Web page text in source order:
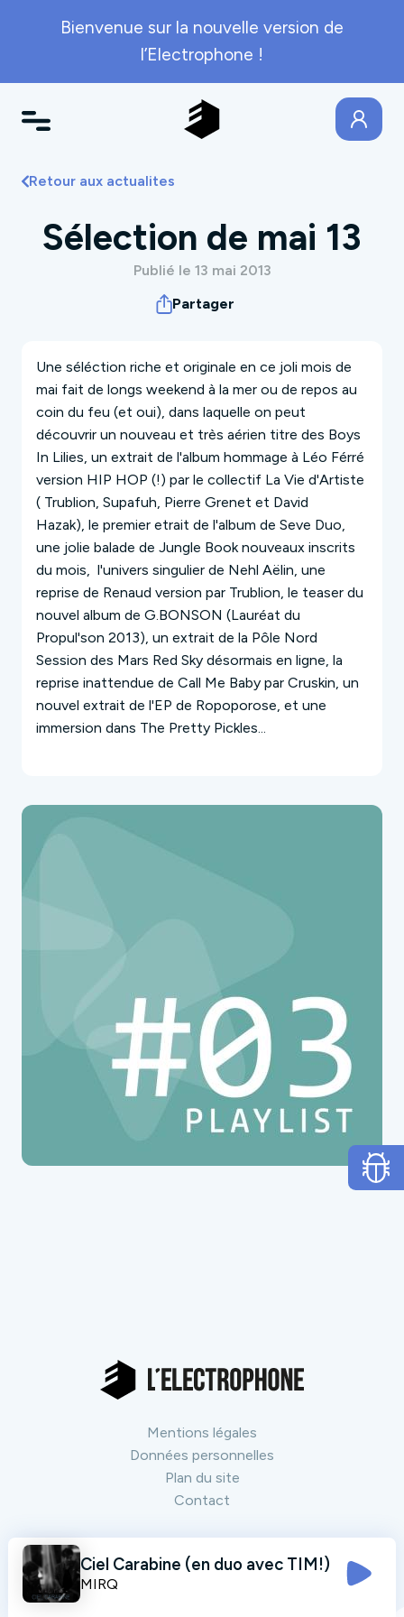
Bienvenue sur la nouvelle version de
l’Electrophone !
Retour aux actualites
Sélection de mai 13
Publié le 13 mai 2013
Partager
Une séléction riche et originale en ce joli mois de
mai fait de longs weekend à la mer ou de repos au
coin du feu (et oui), dans laquelle on peut
découvrir un nouveau et très aérien titre des Boys
In Lilies, un extrait de l'album hommage à Léo Férré
version HIP HOP (!) par le collectif La Vie d'Artiste
( Trublion, Supafuh, Pierre Grenet et David
Hazak), le premier etrait de l'album de Seve Duo,
une jolie balade de Jungle Booknouveaux inscrits
du mois, l'univers singulier de Nehl Aëlin, une
reprise de Renaud version par Trublion, le teaser du
nouvel album de G.BONSON (Lauréat du
Propul'son 2013), un extrait de la Pôle Nord
Session des Mars Red Sky désormais en ligne, la
reprise inattendue de Call Me Baby par Cruskin, un
nouvel extrait de l'EP de Ropoporose, et une
immersion dans The Pretty Pickles...
Mentions légales
Données personnelles
Plan du site
Contact
Nos partenaires Tout voir
Ciel Carabine (en duo avec TIM!)
MIRQ